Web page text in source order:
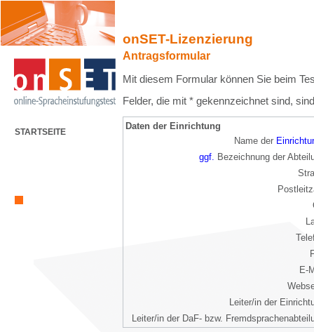
STARTSEITE
onSET-Lizenzierung
Antragsformular
Mit diesem Formular können Sie beim
Felder, die mit * gekennzeichnet sind,
Daten der Einrichtung
Name der
ggf. Bezeichnung der
E-
Leiter/in der
Leiter/in der DaF- bzw.